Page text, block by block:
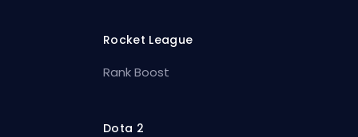
Rocket League
Rank Boost
Dota 2